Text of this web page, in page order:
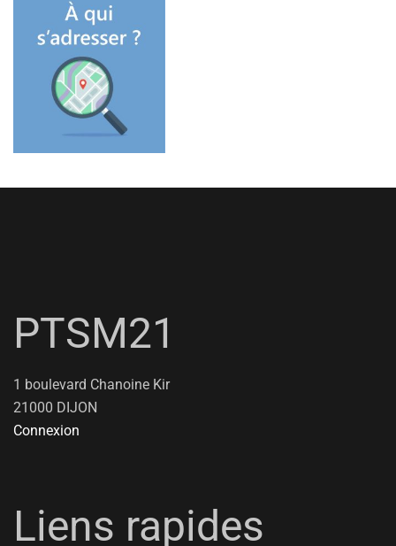
PTSM21
1 boulevard Chanoine Kir
21000 DIJON
Connexion
Liens rapides